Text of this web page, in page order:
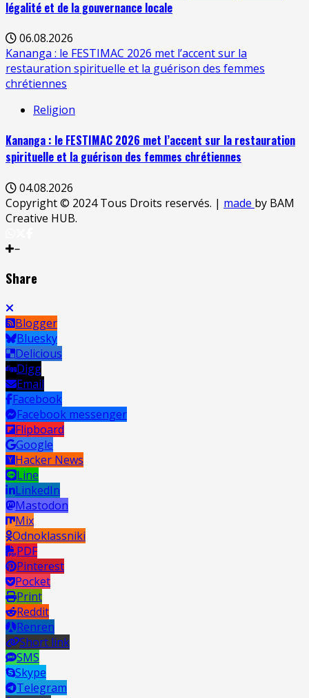
légalité et de la gouvernance locale
06.08.2026
Kananga : le FESTIMAC 2026 met l’accent sur la
restauration spirituelle et la guérison des femmes
chrétiennes
Religion
Kananga : le FESTIMAC 2026 met l’accent sur la restauration
spirituelle et la guérison des femmes chrétiennes
04.08.2026
Copyright © 2024 Tous Droits reservés. | made by BAM
Creative HUB.
Share
Blogger
Bluesky
Delicious
Digg
Email
Facebook
Facebook messenger
Flipboard
Google
Hacker News
Line
LinkedIn
Mastodon
Mix
Odnoklassniki
PDF
Pinterest
Pocket
Print
Reddit
Renren
Short link
SMS
Skype
Telegram